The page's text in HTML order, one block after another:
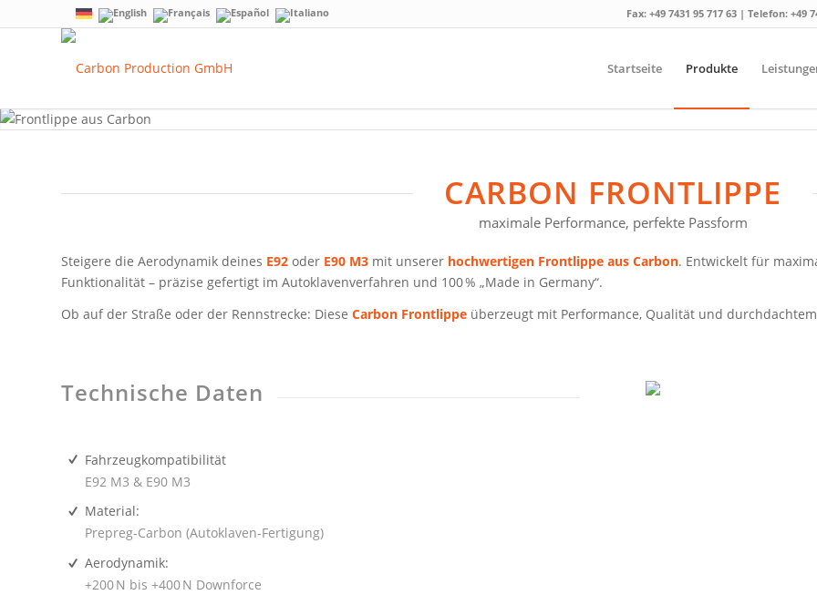
Fax: +49 7431 95 717 63 | Telefon: +49
Startseite Produkte
CARBON FRONTLIPPE
maximale Performance, perfekte Passform
Steigere die Aerodynamik deines E92 oder E90 M3 mit unserer hochwertigen Frontlippe aus Carbon. Entwickelt für
Funktionalität – präzise gefertigt im Autoklavenverfahren und 100 % „Made in Germany“.
Ob auf der Straße oder der Rennstrecke: Diese Carbon Frontlippe überzeugt mit Performance, Qualität und
Technische Daten
Fahrzeugkompatibilität
E92 M3 & E90 M3
Material:
Prepreg-Carbon (Autoklaven-Fertigung)
Aerodynamik:
+200 N bis +400 N Downforce